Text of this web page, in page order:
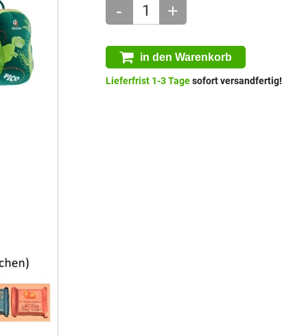
- +
in den Warenkorb
Lieferfrist 1-3 Tagesofort versandfertig!